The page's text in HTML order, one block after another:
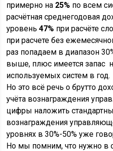
примерно на 25% по всем
расчётная среднегодовая
уровень47% при расчёте
при расчете без
раз попадаем в диапазон
выше, плюс имеется запас
используемых систем в год.
Но это всё речь о брутто
учёта вознаграждения
цифры наложить
вознаграждения
уровнях в 30%-50% уже
Но мы помним, что нужно в